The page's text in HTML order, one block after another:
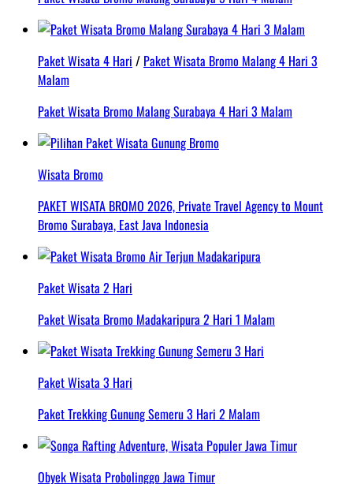
Paket Wisata 4 Hari / Paket Wisata Bromo Malang 4 Hari 3
Malam
Paket Wisata Bromo Malang Surabaya 4 Hari 3 Malam
Wisata Bromo
PAKET WISATA BROMO 2026, Private Travel Agency to Mount
Bromo Surabaya, East Java Indonesia
Paket Wisata 2 Hari
Paket Wisata Bromo Madakaripura 2 Hari 1 Malam
Paket Wisata 3 Hari
Paket Trekking Gunung Semeru 3 Hari 2 Malam
Obyek Wisata Probolinggo Jawa Timur